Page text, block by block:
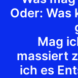
Oder: Was
Mag
massiert
ich es